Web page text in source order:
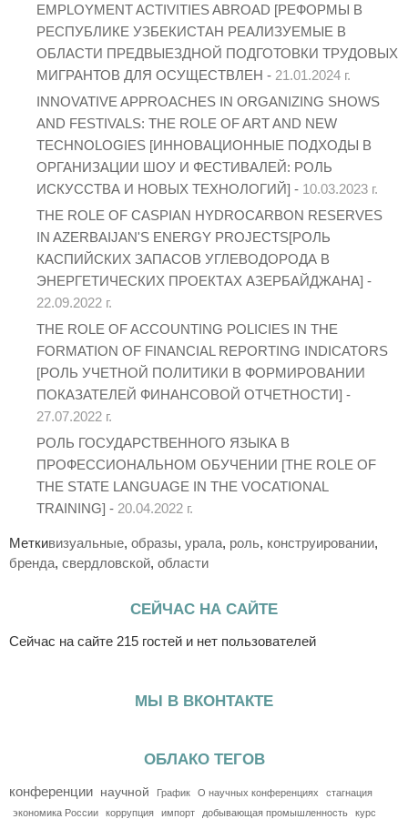
EMPLOYMENT ACTIVITIES ABROAD [РЕФОРМЫ В
РЕСПУБЛИКЕ УЗБЕКИСТАН РЕАЛИЗУЕМЫЕ В
ОБЛАСТИ ПРЕДВЫЕЗДНОЙ ПОДГОТОВКИ ТРУДОВЫХ
МИГРАНТОВ ДЛЯ ОСУЩЕСТВЛЕН - 21.01.2024 г.
INNOVATIVE APPROACHES IN ORGANIZING SHOWS
AND FESTIVALS: THE ROLE OF ART AND NEW
TECHNOLOGIES [ИННОВАЦИОННЫЕ ПОДХОДЫ В
ОРГАНИЗАЦИИ ШОУ И ФЕСТИВАЛЕЙ: РОЛЬ
ИСКУССТВА И НОВЫХ ТЕХНОЛОГИЙ] - 10.03.2023 г.
THE ROLE OF CASPIAN HYDROCARBON RESERVES
IN AZERBAIJAN'S ENERGY PROJECTS[РОЛЬ
КАСПИЙСКИХ ЗАПАСОВ УГЛЕВОДОРОДА В
ЭНЕРГЕТИЧЕСКИХ ПРОЕКТАХ АЗЕРБАЙДЖАНА] -
22.09.2022 г.
THE ROLE OF ACCOUNTING POLICIES IN THE
FORMATION OF FINANCIAL REPORTING INDICATORS
[РОЛЬ УЧЕТНОЙ ПОЛИТИКИ В ФОРМИРОВАНИИ
ПОКАЗАТЕЛЕЙ ФИНАНСОВОЙ ОТЧЕТНОСТИ] -
27.07.2022 г.
РОЛЬ ГОСУДАРСТВЕННОГО ЯЗЫКА В
ПРОФЕССИОНАЛЬНОМ ОБУЧЕНИИ [THE ROLE OF
THE STATE LANGUAGE IN THE VOCATIONAL
TRAINING] - 20.04.2022 г.
Меткивизуальные, образы, урала, роль, конструировании,
бренда, свердловской, области
СЕЙЧАС НА САЙТЕ
Сейчас на сайте 215 гостей и нет пользователей
МЫ В ВКОНТАКТЕ
ОБЛАКО ТЕГОВ
конференции научной График О научных конференциях
стагнация
экономика России
коррупция импорт добывающая промышленность
курс